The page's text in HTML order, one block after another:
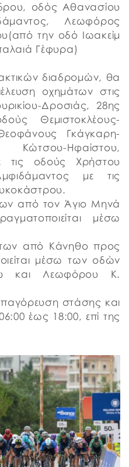
οδός Αθανασίου
Λεωφόρος
την οδό Ιωακείμ
Γέφυρα)
διαδρομών, θα
οχημάτων στις
Δροσιάς, 28ης
Θεμιστοκλέους-
Γκάγκαρη-
Ηφαίστου,
τις οδούς Χρήστου
με τις
από τον Άγιο Μηνά
μέσω
από Κάνηθο προς
μέσω των οδών
και Λεωφόρου Κ.
στάσης και
έως 18:00, επί της